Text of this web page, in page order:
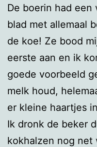
De boerin had een
blad met allemaal
de koe! Ze bood
eerste aan en ik
goede voorbeeld
melk houd,
er kleine haartjes
Ik dronk de beker
kokhalzen nog net